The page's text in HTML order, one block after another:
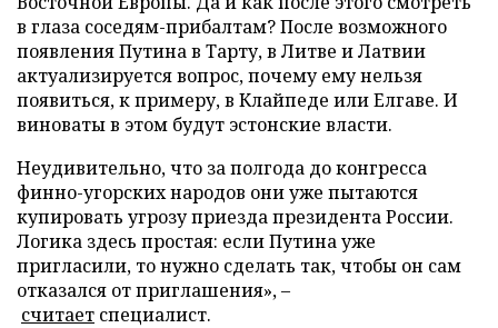
в глаза соседям-прибалтам? После возможного
появления Путина в Тарту, в Литве и Латвии
актуализируется вопрос, почему ему нельзя
появиться, к примеру, в Клайпеде или Елгаве. И
виноваты в этом будут эстонские власти.
Неудивительно, что за полгода до конгресса
финно-угорских народов они уже пытаются
купировать угрозу приезда президента России.
Логика здесь простая: если Путина уже
пригласили, то нужно сделать так, чтобы он сам
отказался от приглашения», –
считает специалист.